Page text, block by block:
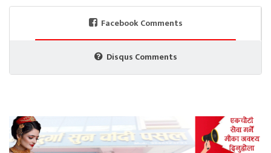
Facebook Comments
Disqus Comments